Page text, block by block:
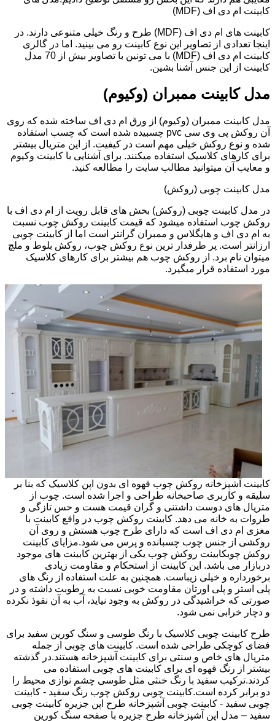
کابینت ام دی اف (MDF)
کابینت های ام دی اف (MDF) طرح و رنگ خیلی متنوعی دارند. در
اینجا تعدادی از تصاویر این نوع کابینت رو می بینید. اما در گالری
کابینت ام دی اف (MDF) با می تونین با تصاویر بیش از 70 مدل
کابینت از این جنس آشنا بشین.
مدل کابینت ممبران (وکیوم)
مدل کابینت ممبران (وکیوم) از ورق ام دی اف ساخته شده که روی
آن روکش پی وی سی pvc چسبیده شده است که چسب استفاده
شده و نوع روکش خیلی مهم است در کیفیت. از این متریال بیشتر
برای کارهای کلاسیک استفاده میکنند. برای آشنایی با کابینت وکیوم
و معایب آن میتوانید مطالب سایت را مطالعه کنید.
مدل کابینت چوبی (روکش)
در مدل کابینت چوبی (روکش) بخش های قابل رویت از ام دی اف با
روکش چوب استفاده میشود که قیمت کابینت روکش چوب نسبت
به ام دی اف و هایگلاس و ممبران گرانتر است اما از کابینت چوبی
ارزانتر است. پر طرفدار ترین نوع روکش چوب، روکش بلوط و ملچ
میتوان نام برد. از روکش چوب هم بیشتر برای کارهای کلاسیک
مورد استفاده قرار میگیرد.
کابینت آشپزخانه روکش چوب قهوه ای بدون اپن کلاسیک که بنا بر
سلیقه و کاربری صاحبخانه طراحی و اجرا شده است. چوب از
متریال های دوست داشتنی و گران قیمت هست و حس تازگی و
طروات به خانه می دهد. کابینت روکش چوب در واقع کابینت با
مغزی ام دی اف است که دارای طرح چوب هستش و روی آن
روکشی از جنس چوب چسبانده و پرس می شود.مزایای کابینت
روکش چوبکابینت روکش چوب یکی از بهترین کابینت های موجود
دربازار می باشد. این کابینت از استحکام و مقاومت زیادی
برخورداره و خیلی زیباست. همچنین به علت استفاده از رنگ های
پلی استر و پلی اورتان مقاومت خوبی نسبت به رطوبت داشته و در
صورتی که خراشیدگی در روکش به وجود نیاید، آب به آن نفوذ نکرده
و دچار خرابی نمی شود.
طرح کابینت چوبی کلاسیک با رنگ طوسی و سنگ کورین سفید برای
فضای کوچکی طراحی شده است. کابینت های چوبی از جمله
متریال های خاص و سنتی برای کابینت آشپزخانه هستند.در گذشته
بیشتر از رنگ قهوه ای برای کابینت های چوبی استفاده می
کردند.ترکیب سفید با رنگ خنثی مثل طوسی چشم نوازی محیط را
دو برابر کرده است.کابینت چوبی روکش چوب رنگ سفید - کابینت
چوبی سفید - کابینت چوبی آشپزخانه طرح اپن جزیره کابینت چوبی
سفید – مدل اپن آشپزخانه طرح جزیره با صفحه سنگ کورین